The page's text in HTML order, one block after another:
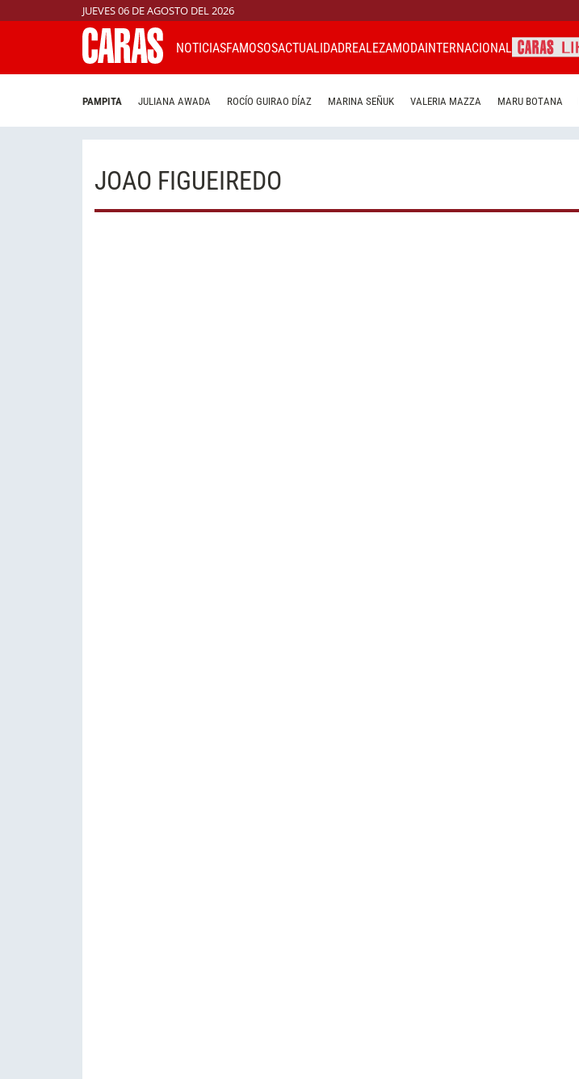
JUEVES 06 DE AGOSTO DEL 2026
NOTICIASFAMOSOSACTUALIDADREALEZAMODAINTERNACIONAL
PAMPITA JULIANA AWADA ROCÍO GUIRAO DÍAZ MARINA SEÑUK VALERIA MAZZA MARU BOTANA
JOAO FIGUEIREDO